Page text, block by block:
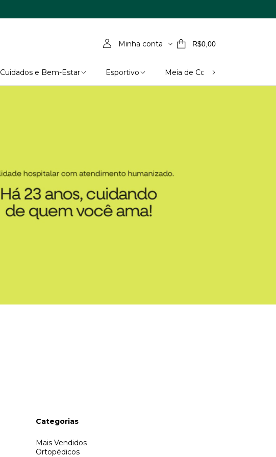
Minha conta R$0,00
Cuidados e Bem-Estar Esportivo Meia de Compressão
Categorias
Mais Vendidos
Ortopédicos